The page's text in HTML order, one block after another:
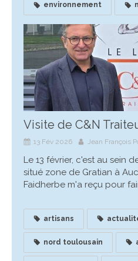
environnement
Visite de C&N
13 Fév 2026 Jean François
Le 13 février, c'est au sein
situé zone de Gratian à
Faidherbe m'a reçu pour
artisans
nord toulousain